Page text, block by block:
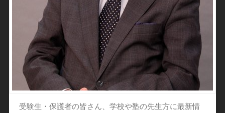
受験生・保護者の皆さん、学校や塾の先生方に最新情